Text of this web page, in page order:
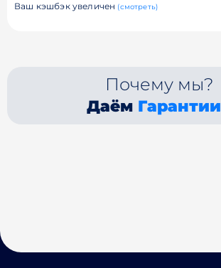
Ваш кэшбэк увеличен (смотреть)
Почему мы?
Даём Гарантии